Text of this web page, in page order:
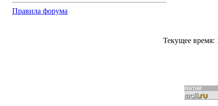
Правила форума
Текущее время: